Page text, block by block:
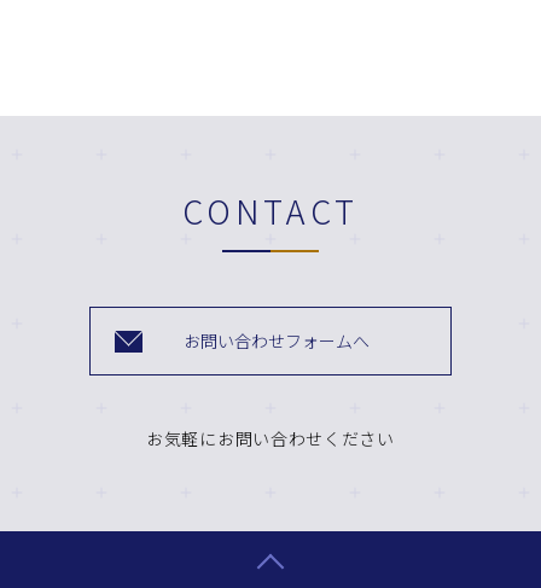
CONTACT
お問い合わせフォームへ
お気軽にお問い合わせください